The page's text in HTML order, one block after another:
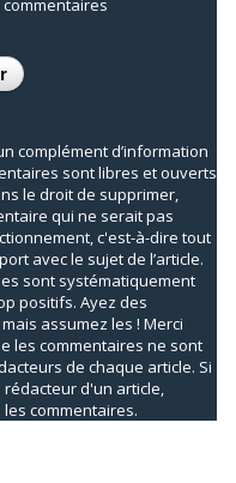
complément d’information
sont libres et ouverts
le droit de supprimer,
qui ne serait pas
c'est-à-dire tout
avec le sujet de l’article.
sont systématiquement
positifs. Ayez des
assumez les ! Merci
les commentaires ne sont
de chaque article. Si
d'un article,
commentaires.